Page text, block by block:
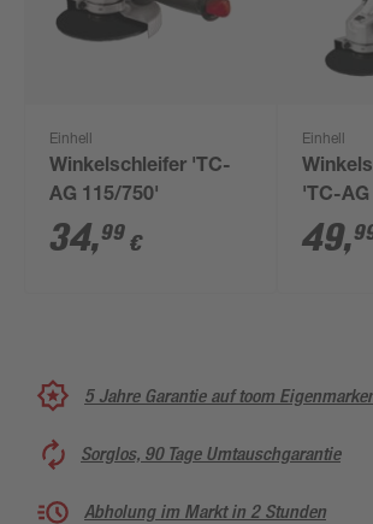
Einhell
Winkelschleifer 'TC-
AG 115/750'
34,99 €
Einhell
'TC-
W
49,
5 Jahre Garantie auf toom
Sorglos, 90 Tage Umtauschgarantie
Abholung im Markt in 2 Stunden